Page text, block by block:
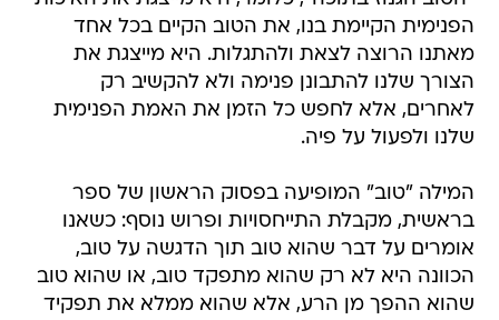
הפנימית הקיימת בנו, את הטוב הקיים בכל אחד
מאתנו הרוצה לצאת ולהתגלות. היא מייצגת את
הצורך שלנו להתבונן פנימה ולא להקשיב רק
לאחרים, אלא לחפש כל הזמן את האמת הפנימית
שלנו ולפעול על פיה.
המילה "טוב" המופיעה בפסוק הראשון של ספר
בראשית, מקבלת התייחסויות ופרוש נוסף: כשאנו
אומרים על דבר שהוא טוב תוך הדגשה על טוב,
הכוונה היא לא רק שהוא מתפקד טוב, או שהוא טוב
שהוא ההפך מן הרע, אלא שהוא ממלא את תפקיד